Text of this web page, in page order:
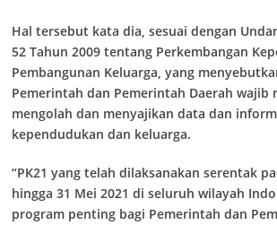
Hal tersebut kata dia, sesuai dengan
52 Tahun 2009 tentang Perkembangan
Pembangunan Keluarga, yang
Pemerintah dan Pemerintah Daerah wajib
mengolah dan menyajikan data dan
kependudukan dan keluarga.
“PK21 yang telah dilaksanakan serentak
hingga 31 Mei 2021 di seluruh wilayah
program penting bagi Pemerintah dan